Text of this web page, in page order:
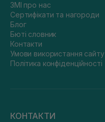
ЗМІ про нас
Сертифікати та нагороди
Блог
Бюті словник
Контакти
Умови використання сайту
Політика конфіденційності
КОНТАКТИ